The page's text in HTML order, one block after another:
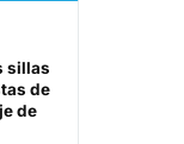
sillas
de
de